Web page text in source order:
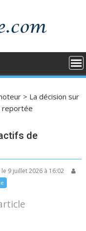
> La décision sur
reportée
de
9 juillet 2026 à 16:02